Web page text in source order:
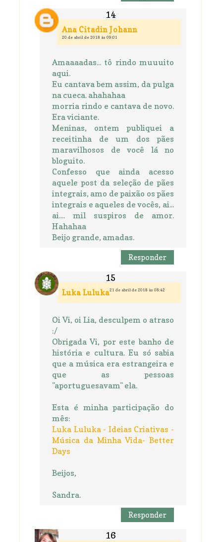
Ana Citadin Johann
20 de abril de 2018 às 09:01
Amaaaadas... tô rindo muuuito
aqui.
Eu cantava bem assim, da pulga
na cueca. ahahahaa
morria rindo e cantava de novo.
Era viciante.
Meninas, ontem publiquei a
receitinha de um dos pães
maravilhosos de você lá no
bloguito.
Confesso que ainda acesso
aquele post da seleção de pães
integrais, amo de paixão os pães
integrais e aqueles de vocês, ai...
ai.... mil suspiros de amor.
Hahahaa
Beijo grande, amadas.
Responder
Luka Luluka21 de abril de 2018 às 08:42
Oi Vi, oi Lia, desculpem o atraso
:/
Obrigada Vi, por este banho de
história e cultura. Eu só sabia
que a música era estrangeira e
que as pessoas
"aportuguesavam" ela.
Esta é minha participação do
mês:
Luka Luluka - Ideias Criativas -
Música da Minha Vida- Better
Days
Beijos,
Sandra.
Responder